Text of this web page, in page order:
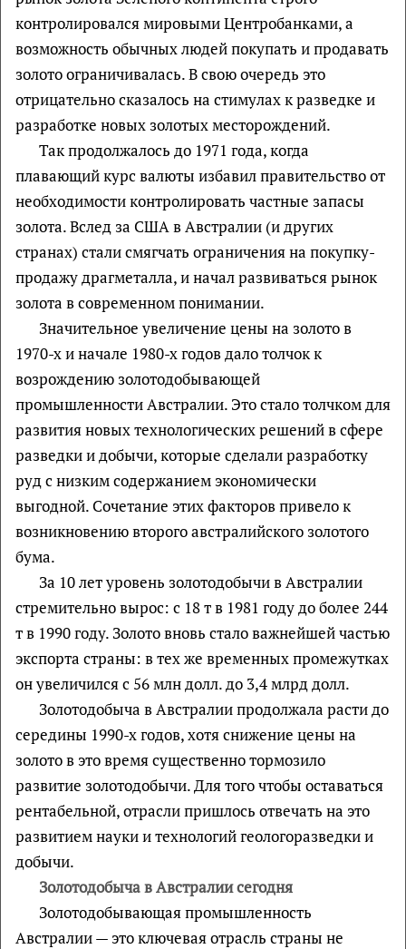
контролировался мировыми Центробанками, а
возможность обычных людей покупать и продавать
золото ограничивалась. В свою очередь это
отрицательно сказалось на стимулах к разведке и
разработке новых золотых месторождений.
Так продолжалось до 1971 года, когда
плавающий курс валюты избавил правительство от
необходимости контролировать частные запасы
золота. Вслед за США в Австралии (и других
странах) стали смягчать ограничения на покупку-
продажу драгметалла, и начал развиваться рынок
золота в современном понимании.
Значительное увеличение цены на золото в
1970-х и начале 1980-х годов дало толчок к
возрождению золотодобывающей
промышленности Австралии. Это стало толчком для
развития новых технологических решений в сфере
разведки и добычи, которые сделали разработку
руд с низким содержанием экономически
выгодной. Сочетание этих факторов привело к
возникновению второго австралийского золотого
бума.
За 10 лет уровень золотодобычи в Австралии
стремительно вырос: с 18 т в 1981 году до более 244
т в 1990 году. Золото вновь стало важнейшей частью
экспорта страны: в тех же временных промежутках
он увеличился с 56 млн долл. до 3,4 млрд долл.
Зoлoтодобыча в Австралии продолжала расти до
середины 1990-х годов, хотя снижение цены на
золото в это время существенно тормозило
развитие золотодобычи. Для того чтобы оставаться
рентабельной, отрасли пришлось отвечать на это
развитием науки и технологий геологоразведки и
добычи.
Зoлотодобыча в Австралии сегодня
Золотодобывающая промышленность
Австралии — это ключевая отрасль страны не